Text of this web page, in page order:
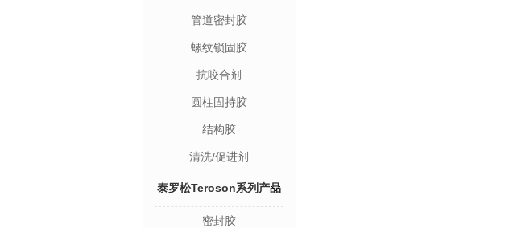
管道密封胶
螺纹锁固胶
抗咬合剂
圆柱固持胶
结构胶
清洗/促进剂
泰罗松Teroson系列产品
密封胶